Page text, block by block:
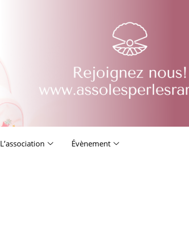
L’association Évènement